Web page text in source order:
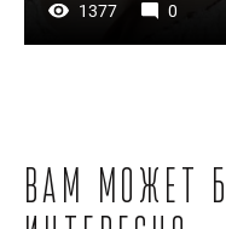
1377 0
Вам может